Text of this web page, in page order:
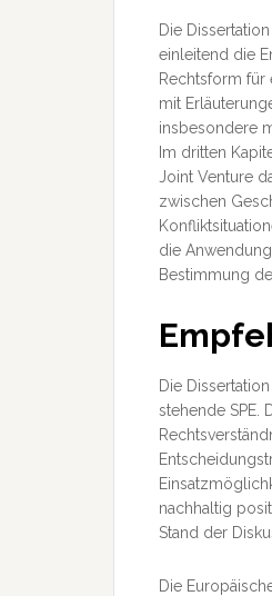
Die Dissertation
einleitend die
Rechtsform für
mit
insbesondere
Im dritten
Joint Venture
zwischen
die
Bestimmung
Die
stehende SPE.
nachhaltig
Stand der
Die